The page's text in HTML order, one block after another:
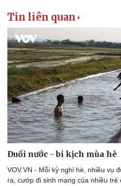
Tin liên quan
Đuối nước - bi kịch mùa hè
VOV.VN - Mỗi kỳ nghỉ hè, nhiều vụ
ra, cướp đi sinh mạng của nhiều